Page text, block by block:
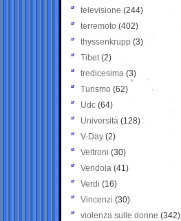
televisione(244)
terremoto (402)
thyssenkrupp (3)
Tibet(2)
tredicesima (3)
Turismo (62)
Udc (64)
Università (128)
V-Day (2)
Veltroni (30)
Vendola (41)
Verdi (16)
Vincenzi (30)
violenza sulle donne (342)